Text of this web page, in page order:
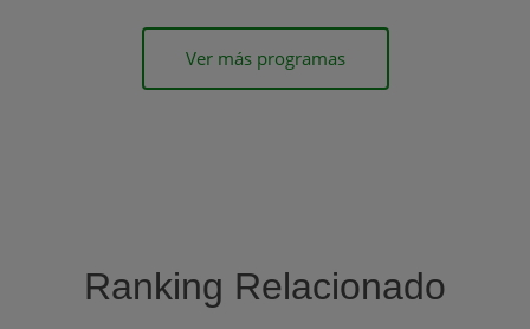
Ver más programas
Ranking Relacionado